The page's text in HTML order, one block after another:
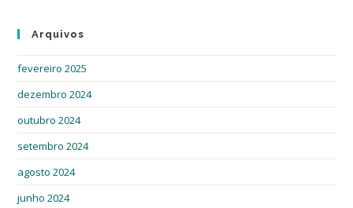
Arquivos
fevereiro 2025
dezembro 2024
outubro 2024
setembro 2024
agosto 2024
junho 2024